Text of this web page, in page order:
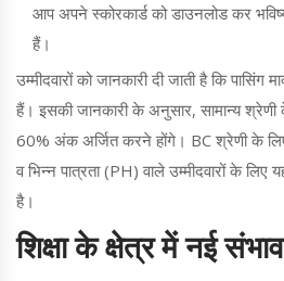
आप अपने स्कोरकार्ड को डाउनलोड कर
हैं।
उम्मीदवारों को जानकारी दी जाती है कि पासिंग
हैं। इसकी जानकारी के अनुसार, सामान्य
60% अंक अर्जित करने होंगे। BC श्रेणी के
व भिन्न पात्रता (PH) वाले उम्मीदवारों के लिए
है।
शिक्षा के क्षेत्र में नई